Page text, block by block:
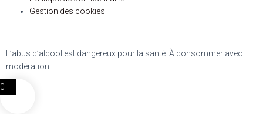
Gestion des cookies
L’abus d’alcool est dangereux pour la santé. À consommer avec
modération
0